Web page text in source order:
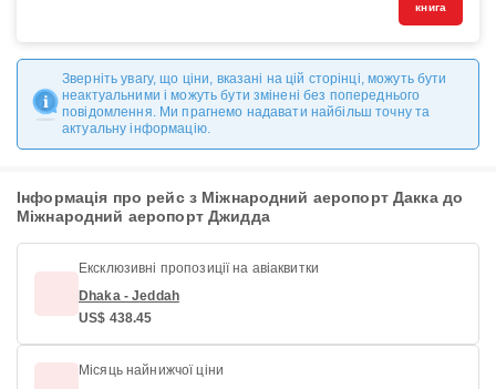
книга
Зверніть увагу, що ціни, вказані на цій сторінці, можуть бути
неактуальними і можуть бути змінені без попереднього
повідомлення. Ми прагнемо надавати найбільш точну та
актуальну інформацію.
Інформація про рейс з Міжнародний аеропорт Дакка до
Міжнародний аеропорт Джидда
Ексклюзивні пропозиції на авіаквитки
Dhaka - Jeddah
US$ 438.45
Місяць найнижчої ціни